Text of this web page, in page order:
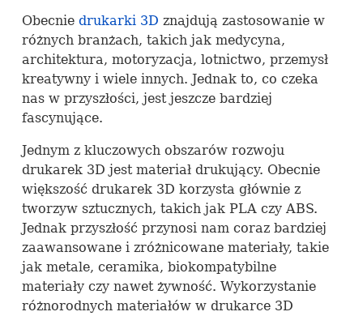
Obecnie drukarki 3D znajdują zastosowanie w
różnych branżach, takich jak medycyna,
architektura, motoryzacja, lotnictwo, przemysł
kreatywny i wiele innych. Jednak to, co czeka
nas w przyszłości, jest jeszcze bardziej
fascynujące.
Jednym z kluczowych obszarów rozwoju
drukarek 3D jest materiał drukujący. Obecnie
większość drukarek 3D korzysta głównie z
tworzyw sztucznych, takich jak PLAczy ABS.
Jednak przyszłość przynosi nam coraz bardziej
zaawansowane i zróżnicowane materiały, takie
jak metale, ceramika, biokompatybilne
materiały czy nawet żywność. Wykorzystanie
różnorodnych materiałów w drukarce 3D